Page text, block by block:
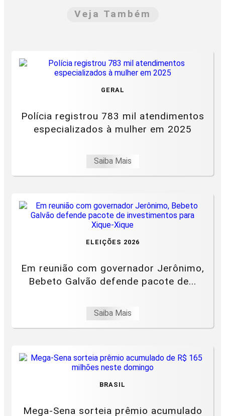
Veja Também
GERAL
Polícia registrou 783 mil atendimentos
especializados à mulher em 2025
Saiba Mais
ELEIÇÕES 2026
Em reunião com governador Jerônimo,
Bebeto Galvão defende pacote de...
Saiba Mais
BRASIL
Mega-Sena sorteia prêmio acumulado